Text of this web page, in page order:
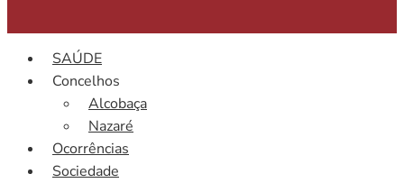
SAÚDE
Concelhos
Alcobaça
Nazaré
Ocorrências
Sociedade